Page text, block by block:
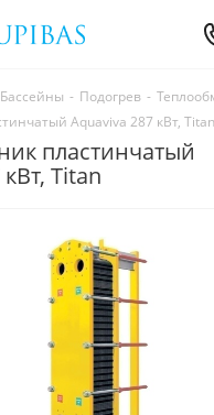
Бассейны - Подогрев -
Aquaviva 287 кВт, Titan
пластинчатый
Titan